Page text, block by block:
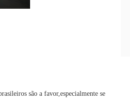
são a favor,especialmente se